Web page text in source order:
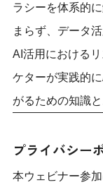
ラシーを体系的
まらず、データ
AI活用における
ケターが実践的
がるための知識
プライバシー
本ウェビナー参